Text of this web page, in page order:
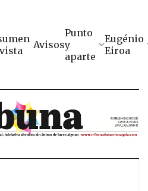
Avisos
Punto
y
aparte
Eugénio
Eiroa